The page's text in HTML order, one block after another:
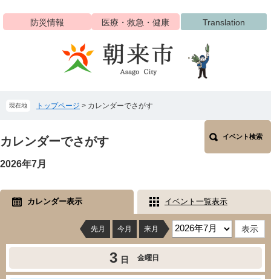
ジ
ュ
へ
防災情報 医療・救急・健康 Translation
現在地 トップページ > カレンダーでさがす
文
カレンダーでさがす イベント検索
2026年7月
カレンダー表示 イベント一覧表示
先月 今月 来月
3 日 金曜日